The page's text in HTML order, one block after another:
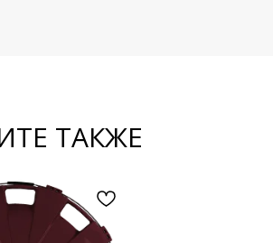
ТАКЖЕ